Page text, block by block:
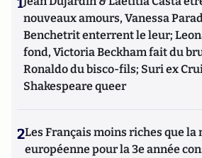
nouveaux amours, Vanessa
Benchetrit enterrent le leur;
fond, Victoria Beckham fait du
Ronaldo du bisco-fils; Suri ex
Shakespeare queer
2Les Français moins riches que la
européenne pour la 3e année